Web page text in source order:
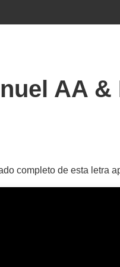
AA &
completo de esta letra